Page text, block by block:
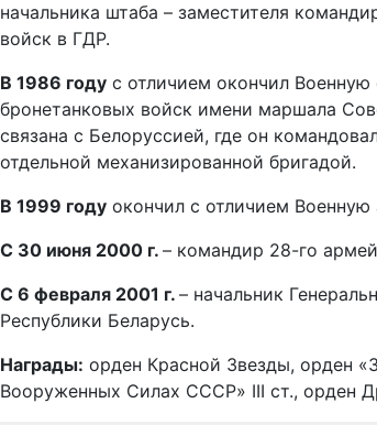
начальника штаба – заместителя
войск в ГДР.
В 1986 году с отличием окончил
бронетанковых войск имени маршала
связана с Белоруссией, где он
отдельной механизированной бригадой.
В 1999 году окончил с отличием
С 30 июня 2000 г. – командир 28-го
С 6 февраля 2001 г. – начальник
Республики Беларусь.
Награды: орден Красной Звезды, орден
Вооруженных Силах СССР» III ст., орден